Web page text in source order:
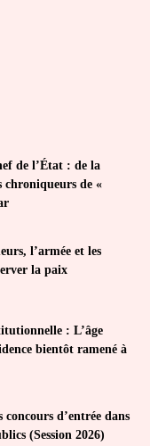
de l’État : de la
de «
l’armée et les
la paix
: L’âge
bientôt ramené à
d’entrée dans
(Session 2026)